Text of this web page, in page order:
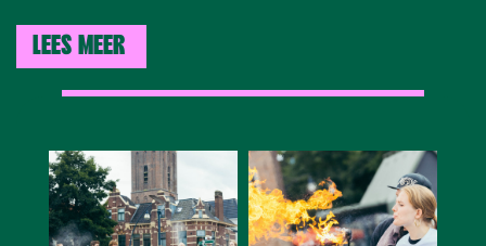
LEES MEER